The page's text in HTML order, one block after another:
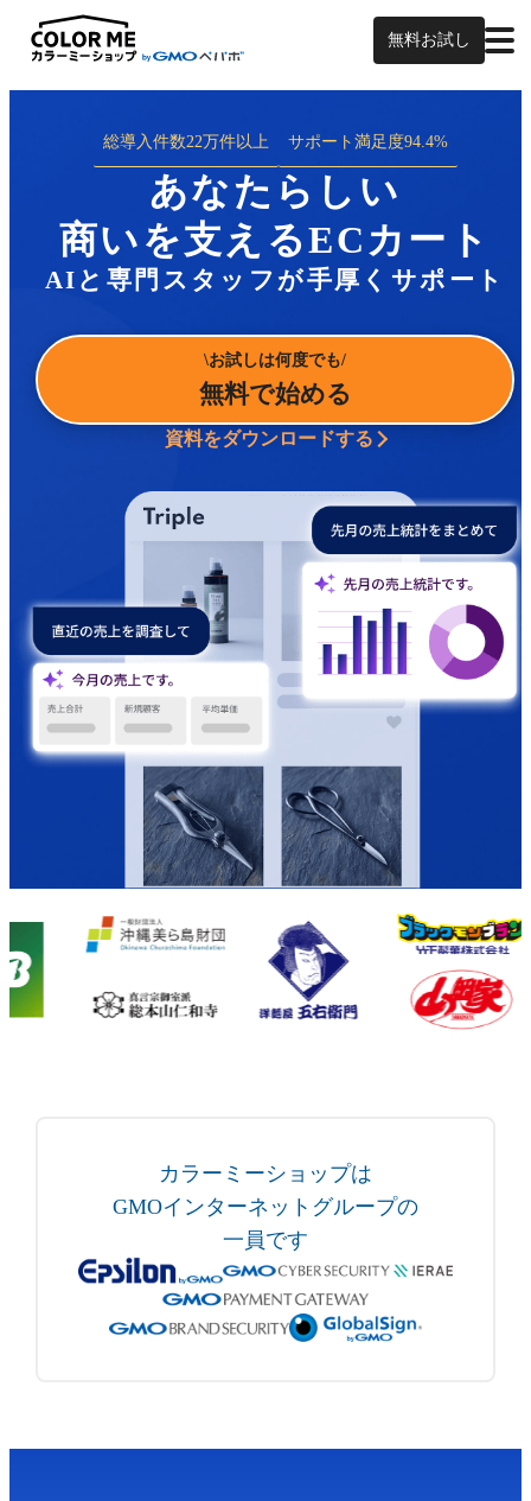
無料お試し
総導入件数22万件以上 サポート満足度94.4%
あなたらしい
商いを支えるECカート
AIと専門スタッフが手厚くサポート
お試しは何度でも
無料で始める
資料をダウンロードする
カラーミーショップは
GMOインターネットグループの
一員です